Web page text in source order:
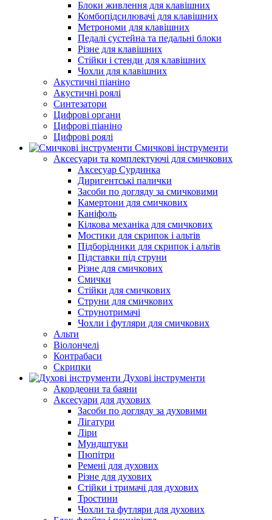
Блоки живлення для клавішних
Комбопідсилювачі для клавішних
Метрономи для клавішних
Педалі сустейна та педальні блоки
Різне для клавішних
Стійки і стенди для клавішних
Чохли для клавішних
Акустичні піаніно
Акустичні роялі
Синтезатори
Цифрові органи
Цифрові піаніно
Цифрові роялі
Смичкові інструменти
Аксесуари та комплектуючі для смичкових
Аксесуар Сурдинка
Диригентські палички
Засоби по догляду за смичковими
Камертони для смичкових
Каніфоль
Кілкова механіка для смичкових
Мостики для скрипок і альтів
Підборiдники для скрипок і альтів
Підставки під струни
Різне для смичкових
Смички
Стійки для смичкових
Струни для смичкових
Струнотримачі
Чохли і футляри для смичкових
Альти
Віолончелі
Контрабаси
Скрипки
Духові інструменти
Акордеони та баяни
Аксесуари для духових
Засоби по догляду за духовими
Лігатури
Ліри
Мундштуки
Пюпітри
Ремені для духових
Різне для духових
Стійки і тримачі для духових
Тростини
Чохли та футляри для духових